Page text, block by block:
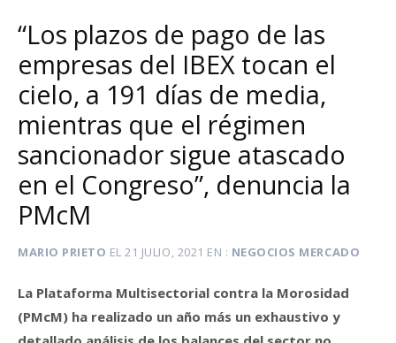
“Los plazos de pago de las
empresas del IBEX tocan el
cielo, a 191 días de media,
mientras que el régimen
sancionador sigue atascado
en el Congreso”, denuncia la
PMcM
MARIO PRIETO EL21 JULIO, 2021 EN NEGOCIOS MERCADO
La Plataforma Multisectorial contra la Morosidad
(PMcM) ha realizado un año más un exhaustivo y